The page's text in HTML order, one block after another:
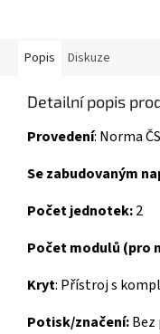
Popis Diskuze
Detailní popis
Provedení: Norma
Se zabudovaným
Počet jednotek:2
Počet modulů (pro
Kryt: Přístroj s
Potisk/značení: